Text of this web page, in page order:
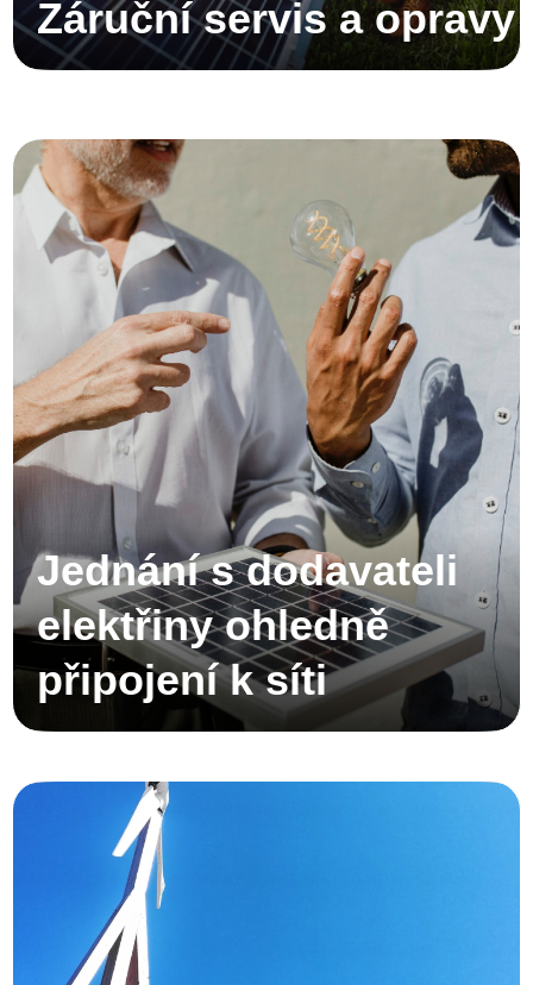
Záruční servis a opravy
Jednání s dodavateli
elektřiny ohledně
připojení k síti